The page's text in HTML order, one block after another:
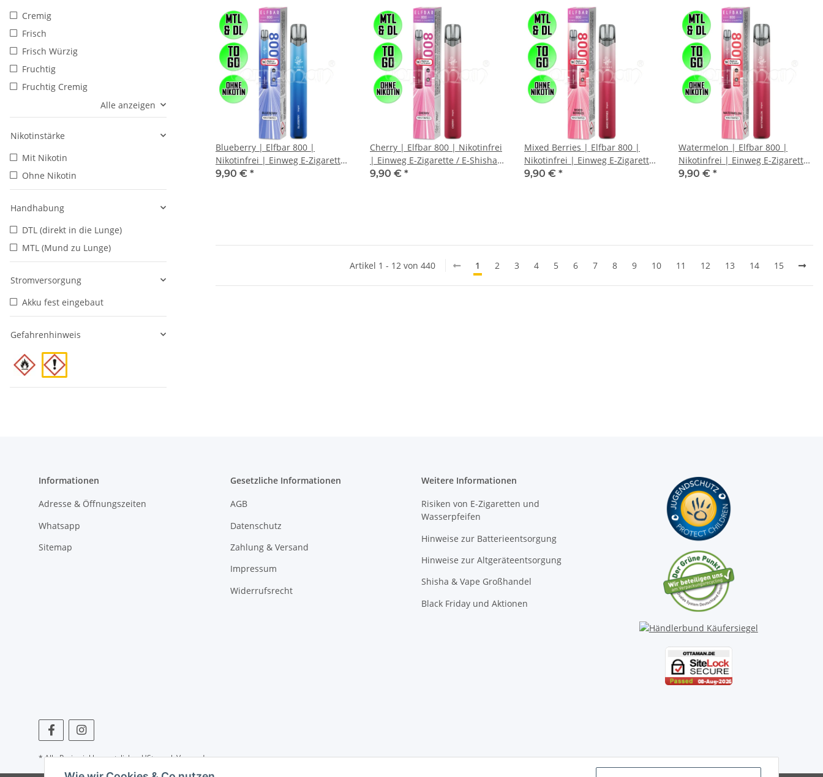
Blueberry | Elfbar 800 |
Nikotinfrei | Einweg E-Zigarette
/ E-Shisha | 800 Züge
9,90 € *
Cherry | Elfbar 800 | Nikotinfrei
| Einweg E-Zigarette / E-Shisha |
800 Züge
9,90 € *
Mixed Berries | Elfbar 800 |
Nikotinfrei | Einweg E-Zigarette
/ E-Shisha | 800 Züge
9,90 € *
Watermelon | Elfbar 800 |
Nikotinfrei | Einweg E-Zigarette
/ E-Shisha | 800 Züge
9,90 € *
Artikel 1 - 12 von 440 1 2 3 4 5 6 7 8 9 10 11 12 13 14 15
Cremig
Frisch
Frisch Würzig
Fruchtig
Fruchtig Cremig
Alle anzeigen
Nikotinstärke
Mit Nikotin
Ohne Nikotin
Handhabung
DTL (direkt in die Lunge)
MTL (Mund zu Lunge)
Stromversorgung
Akku fest eingebaut
Gefahrenhinweis
Informationen
Adresse & Öffnungszeiten
Whatsapp
Sitemap
Gesetzliche Informationen
AGB
Datenschutz
Zahlung & Versand
Impressum
Widerrufsrecht
Weitere Informationen
Risiken von E-Zigaretten und
Wasserpfeifen
Hinweise zur Batterieentsorgung
Hinweise zur Altgeräteentsorgung
Shisha & Vape Großhandel
Black Friday und Aktionen
* Alle Preise inkl. gesetzlicher USt., zzgl.Versand